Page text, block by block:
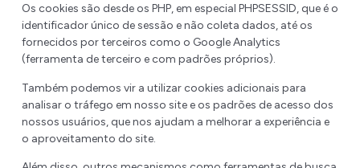
Os cookies são desde os PHP, em especial PHPSESSID, que é o
identificador único de sessão e não coleta dados, até os
fornecidos por terceiros como o Google Analytics
(ferramenta de terceiro e com padrões próprios).
Também podemos vir a utilizar cookies adicionais para
analisar o tráfego em nosso site e os padrões de acesso dos
nossos usuários, que nos ajudam a melhorar a experiência e
o aproveitamento do site.